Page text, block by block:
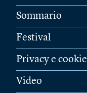
Sommario
Festival
Privacy e cookie
Video